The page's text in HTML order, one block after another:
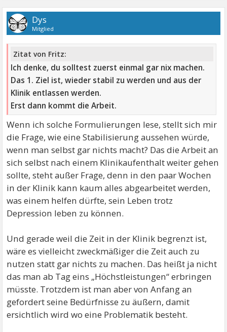
Dys
Mitglied
Zitat von Fritz:
Ich denke, du solltest zuerst einmal gar nix machen.
Das 1. Ziel ist, wieder stabil zu werden und aus der
Klinik entlassen werden.
Erst dann kommt die Arbeit.
Wenn ich solche Formulierungen lese, stellt sich mir
die Frage, wie eine Stabilisierung aussehen würde,
wenn man selbst gar nichts macht? Das die Arbeit an
sich selbst nach einem Klinikaufenthalt weiter gehen
sollte, steht außer Frage, denn in den paar Wochen
in der Klinik kann kaum alles abgearbeitet werden,
was einem helfen dürfte, sein Leben trotz
Depression leben zu können.
Und gerade weil die Zeit in der Klinik begrenzt ist,
wäre es vielleicht zweckmäßiger die Zeit auch zu
nutzen statt gar nichts zu machen. Das heißt ja nicht
das man ab Tag eins „Höchstleistungen“ erbringen
müsste. Trotzdem ist man aber von Anfang an
gefordert seine Bedürfnisse zu äußern, damit
ersichtlich wird wo eine Problematik besteht.